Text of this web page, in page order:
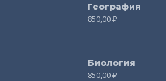
География
850,00₽
Биология
850,00₽